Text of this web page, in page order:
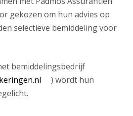
gekozen om hun advies op
selectieve bemiddeling voor
bemiddelingsbedrijf
) wordt hun